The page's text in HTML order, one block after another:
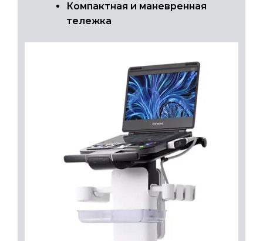
Компактная и маневренная
тележка